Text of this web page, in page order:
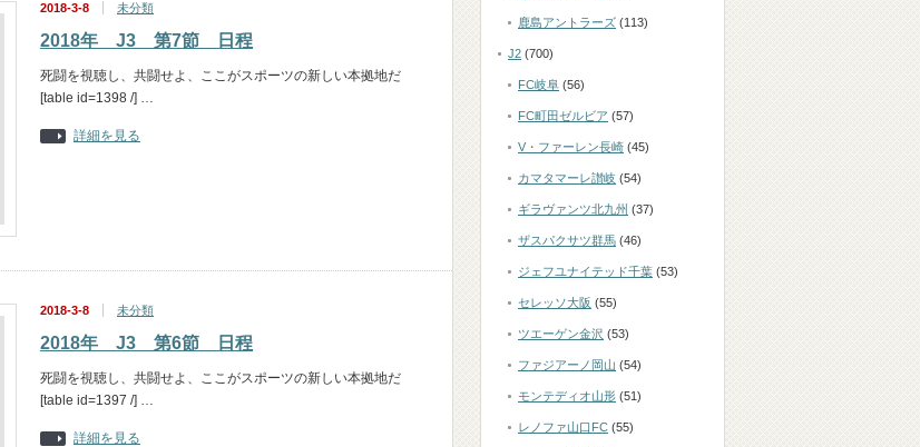
2018-3-8 未分類
2018年 J3 第7節 日程
死闘を視聴し、共闘せよ、ここがスポーツの新しい本拠地だ
[table id=1398 /] …
詳細を見る
2018-3-8 未分類
2018年 J3 第6節 日程
死闘を視聴し、共闘せよ、ここがスポーツの新しい本拠地だ
[table id=1397 /] …
詳細を見る
鹿島アントラーズ (113)
J2 (700)
FC岐阜 (56)
FC町田ゼルビア (57)
V・ファーレン長崎 (45)
カマタマーレ讃岐 (54)
ギラヴァンツ北九州 (37)
ザスパクサツ群馬 (46)
ジェフユナイテッド千葉 (53)
セレッソ大阪 (55)
ツエーゲン金沢 (53)
ファジアーノ岡山 (54)
モンテディオ山形 (51)
レノファ山口FC (55)